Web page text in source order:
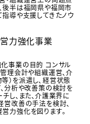
後半は福岡県や福岡市
導や支援してきたノウ
営力強化事業
事業の目的 コンサル
理会計や組織運営、介
）を派遣し､経営状態
分析や改善策の検討を
し、また、介護業界に
改善の手法を検討、
力強化を図ります。